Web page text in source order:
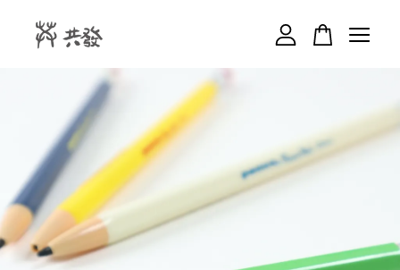
您的購物車目前還是空的。
繼續購物